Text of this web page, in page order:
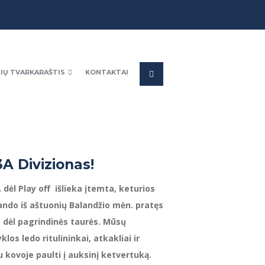
TVARKARAŠTIS KONTAKTAI
Divizionas!
dėl Play off išlieka įtemta, keturios
iš aštuonių Balandžio mėn. pratęs
dėl pagrindinės taurės. Mūsų
ledo ritulininkai, atkakliai ir
kovoje paulti į auksinį ketvertuką.